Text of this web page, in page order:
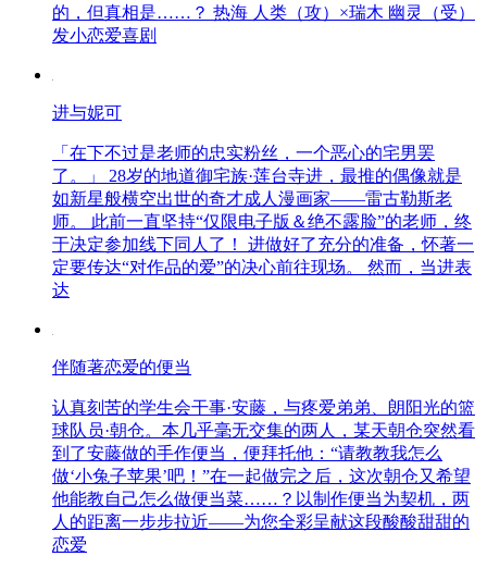
的，但真相是……？ 热海 人类（攻）×瑞木 幽灵（受）
发小恋爱喜剧
进与妮可
「在下不过是老师的忠实粉丝，一个恶心的宅男罢
了。」 28岁的地道御宅族·莲台寺进，最推的偶像就是
如新星般横空出世的奇才成人漫画家——雷古勒斯老
师。 此前一直坚持“仅限电子版＆绝不露脸”的老师，终
于决定参加线下同人了！ 进做好了充分的准备，怀著一
定要传达“对作品的爱”的决心前往现场。 然而，当进表
达
伴随著恋爱的便当
认真刻苦的学生会干事·安藤，与疼爱弟弟、朗阳光的篮
球队员·朝仓。本几乎毫无交集的两人，某天朝仓突然看
到了安藤做的手作便当，便拜托他：“请教教我怎么
做‘小兔子苹果’吧！”在一起做完之后，这次朝仓又希望
他能教自己怎么做便当菜……？以制作便当为契机，两
人的距离一步步拉近——为您全彩呈献这段酸酸甜甜的
恋爱